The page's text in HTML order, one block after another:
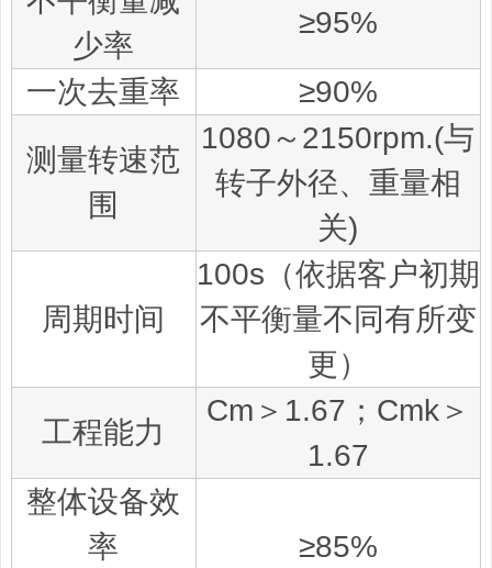
少率
≥95%
一次去重率
≥90%
测量转速范
围
1080～2150rpm.(与
转子外径、重量相
关)
周期时间
100s（依据客户初期
不平衡量不同有所变
更）
工程能力
Cm＞1.67；Cmk＞
1.67
整体设备效
率
≥85%